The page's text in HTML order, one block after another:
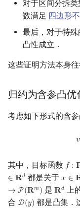
对于区间分拆
数满足 四边形
最后，对于特
凸性成立．
这些证明方法本身
归约为含参凸优
考虑如下形式的含参
𝑣
v
其中，目标函数 𝑓 :
f: R n
∈ 𝐑𝑑 都是关于𝑥 ∈
x∈R
→ P(𝐑𝑚) 是𝐑𝑑
Rd 上
合 D(𝑦)
D(y) 都是凸集．